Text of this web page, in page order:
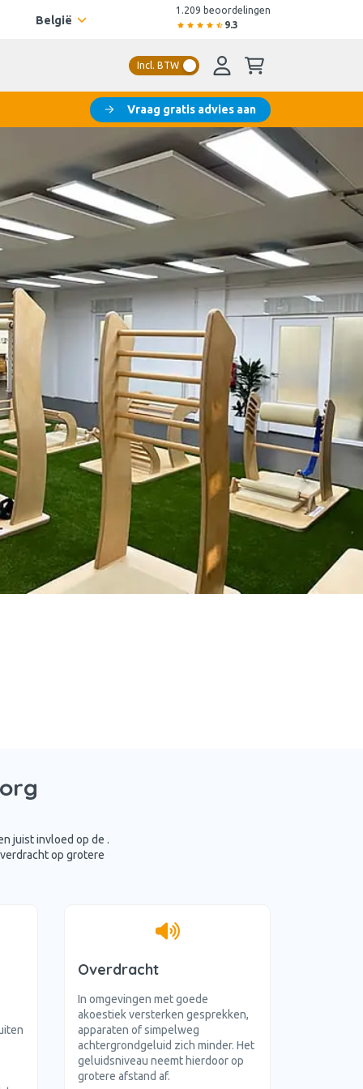
België
1.209 beoordelingen
9.3
Incl. BTW
Vraag gratis advies aan
juist invloed op de .
op grotere
Overdracht
In omgevingen met goede
akoestiek versterken gesprekken,
apparaten of simpelweg
achtergrondgeluid zich minder. Het
geluidsniveau neemt hierdoor op
grotere afstand af.